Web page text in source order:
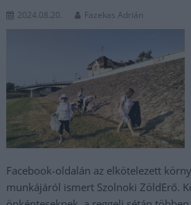
2024.08.20. Fazekas Adrián
Facebook-oldalán az elkötelezett
munkájáról ismert Szolnoki ZöldErő.